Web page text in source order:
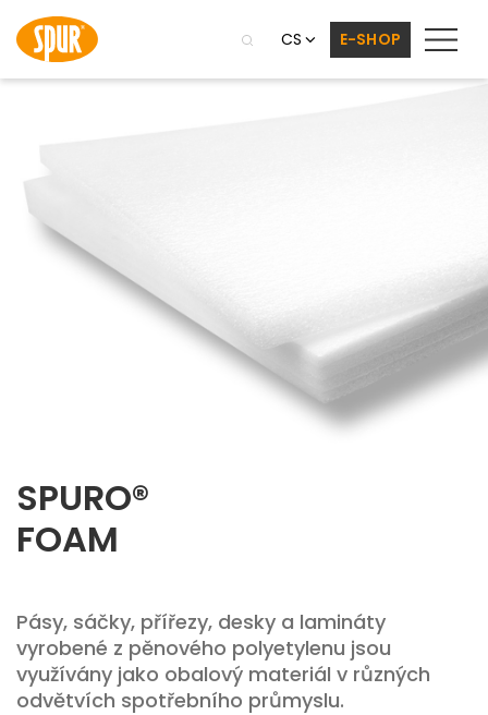
CS E-SHOP
SPURO®
FOAM
Pásy, sáčky, přířezy, desky a lamináty
vyrobené z pěnového polyetylenu jsou
využívány jako obalový materiál v různých
odvětvích spotřebního průmyslu.